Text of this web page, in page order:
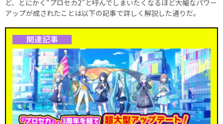
ど、とにかく“プロセカ2”と呼んでしまいたくなるほど大幅なパワー
アップが成されたことは以下の記事で詳しく解説した通りだ。
関連記事